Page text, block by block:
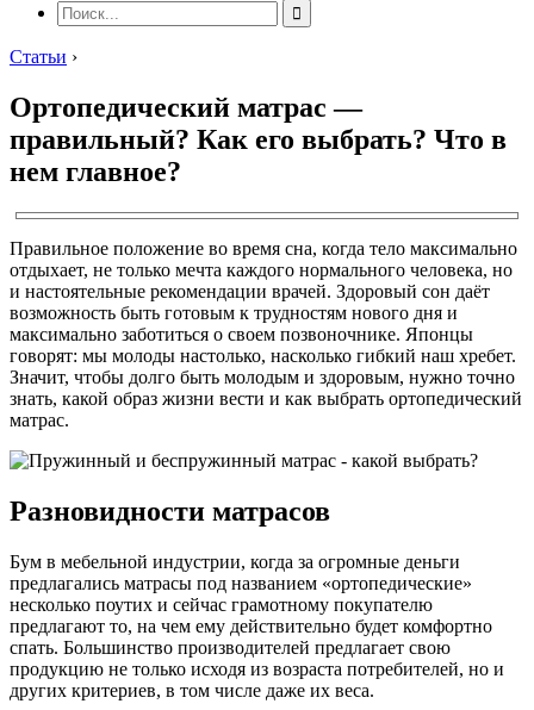
Статьи ›
Ортопедический матрас —
правильный? Как его выбрать? Что в
нем главное?
Правильное положение во время сна, когда тело максимально
отдыхает, не только мечта каждого нормального человека, но
и настоятельные рекомендации врачей. Здоровый сон даёт
возможность быть готовым к трудностям нового дня и
максимально заботиться о своем позвоночнике. Японцы
говорят: мы молоды настолько, насколько гибкий наш хребет.
Значит, чтобы долго быть молодым и здоровым, нужно точно
знать, какой образ жизни вести и как выбрать ортопедический
матрас.
Разновидности матрасов
Бум в мебельной индустрии, когда за огромные деньги
предлагались матрасы под названием «ортопедические»
несколько поутих и сейчас грамотному покупателю
предлагают то, на чем ему действительно будет комфортно
спать. Большинство производителей предлагает свою
продукцию не только исходя из возраста потребителей, но и
других критериев, в том числе даже их веса.